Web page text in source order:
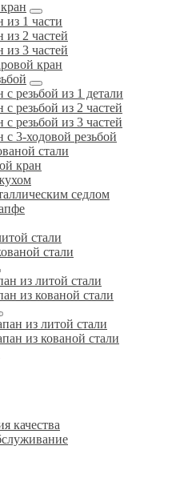
1 части
2 частей
3 частей
кран
резьбой из 1 детали
резьбой из 2 частей
резьбой из 3 частей
3-ходовой резьбой
стали
кран
седлом
стали
стали
из литой стали
из кованой стали
из литой стали
из кованой стали
качества